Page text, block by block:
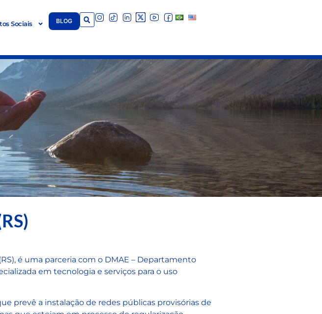
Sociais BLOG
é uma parceria com o DMAE – Departamento
em tecnologia e serviços para o uso
prevê a instalação de redes públicas provisórias de